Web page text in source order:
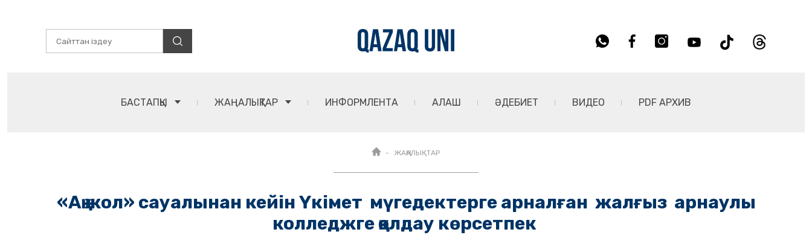
БАСТАПҚЫ ЖАҢАЛЫҚТАР ИНФОРМЛЕНТА АЛАШ ӘДЕБИЕТ ВИДЕО PDF АРХИВ
ЖАҢАЛЫҚТАР
«Ақ жол» сауалынан кейін Үкімет мүгедектерге арналған жалғыз арнаулы
колледжге қолдау көрсетпек